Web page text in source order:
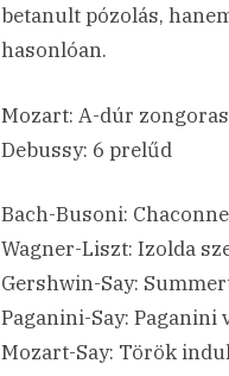
betanult pózolás,
hasonlóan.
Mozart: A-dúr
Debussy: 6 prelűd
Bach-Busoni: Chaconne
Wagner-Liszt: Izolda
Gershwin-Say:
Paganini-Say: Paganini
Mozart-Say: Török